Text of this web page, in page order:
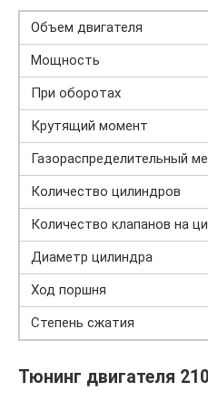
Объем двигателя
Мощность
При оборотах
Крутящий момент
Газораспределительный
Количество цилиндров
Количество клапанов на
Диаметр цилиндра
Ход поршня
Степень сжатия
Тюнинг двигателя